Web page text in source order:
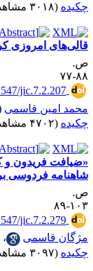
|
|
امروزی کرمانشاه
10.52547/
قاسمی
،علی
|
|
و کندرو»
فردوسی بر مبنای
10.52547/
،نرگس
|
|